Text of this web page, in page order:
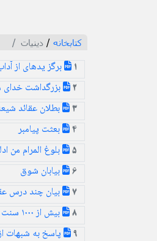
کتابخانه / دینیات
1 برگز یدهای از
2 بزرگداشت خدای
3 بطلان عقائد
4 بعثت پیامبر
5 بلوغ المرام من
6 بیابان شوق
7 بیان چند درس
8 بیش از ۱۰۰۰ سنت در شبانه روز
9 پاسخ به شبهات